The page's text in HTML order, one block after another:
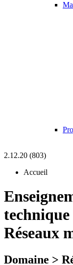
2.12.20 (803)
Accueil
technique
Réseaux
Domaine >